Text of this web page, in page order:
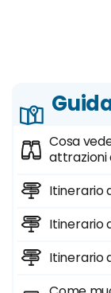
Cosa
attrazioni
Itinerario
Itinerario
Itinerario